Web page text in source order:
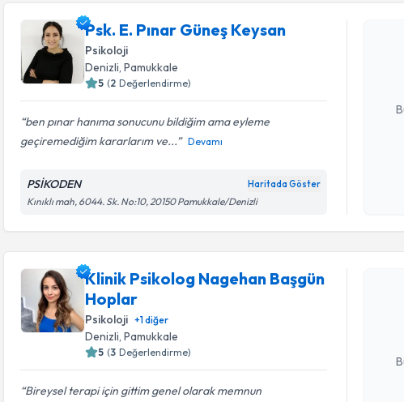
Psk. E. Pınar Güneş Keysan
Psikoloji
Denizli, Pamukkale
5 (2 Değerlendirme)
ben pınar hanıma sonucunu bildiğim ama eyleme
geçiremediğim kararlarım ve...
Devamı
PSİKODEN Haritada Göster
Kınıklı mah, 6044. Sk. No:10, 20150 Pamukkale/Denizli
Psk. E.
Klinik Psikolog Nagehan Başgün
Hoplar
Psikoloji +1diğer
Denizli, Pamukkale
5 (3 Değerlendirme)
Bireysel terapi için gittim genel olarak memnun